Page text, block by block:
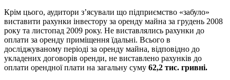
Крім цього, аудитори з’ясували що підприємство «забуло»
виставити рахунки інвестору за оренду майна за грудень 2008
року та листопад 2009 року. Не виставлялись рахунки до
оплати за оренду приміщення їдальні. Всього в
досліджуваному періоді за оренду майна, відповідно до
укладених договорів оренди, не виставлено рахунків до
оплати орендної плати на загальну суму 62,2 тис. гривні.